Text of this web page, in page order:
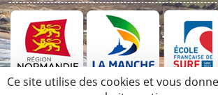
Découvrez nos Partenaires et
Ce site utilise des cookies et vous